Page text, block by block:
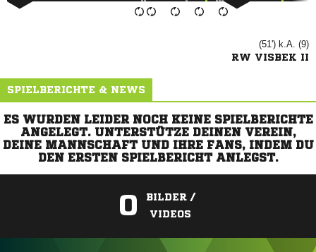
(51') k.A. (9)
RW VISBEK II
SPIELBERICHTE & NEWS
ES WURDEN LEIDER NOCH KEINE SPIELBERICHTE
ANGELEGT. UNTERSTÜTZE DEINEN VEREIN,
DEINE MANNSCHAFT UND IHRE FANS, INDEM DU
DEN ERSTEN SPIELBERICHT ANLEGST.
0
BILDER /
VIDEOS